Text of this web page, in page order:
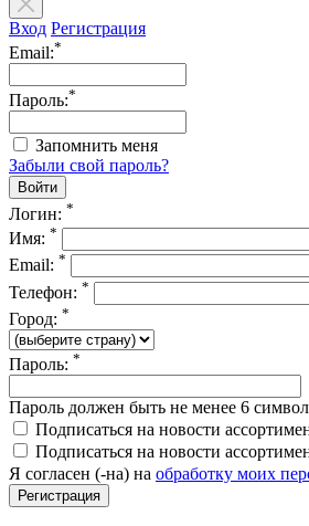
Вход Регистрация
Email:*
Пароль:*
Запомнить меня
Забыли свой пароль?
Логин: *
Имя: *
Email: *
Телефон: *
Город: *
Пароль: *
Пароль должен быть не менее 6
Подписаться на новости
Подписаться на новости
Я согласен (-на) на обработку моих